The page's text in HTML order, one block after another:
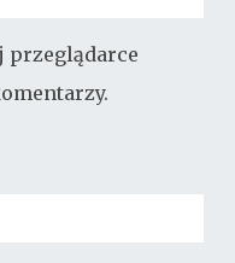
przeglądarce